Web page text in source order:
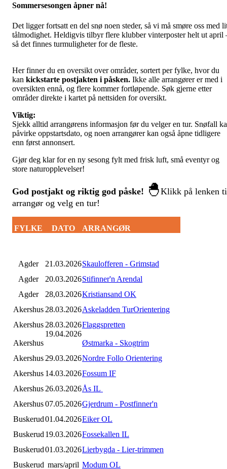
Sommersesongen åpner nå!
Det ligger fortsatt en del snø noen steder, så vi må smøre oss med
tålmodighet. Heldigvis tilbyr flere klubber vinterposter helt ut april
så det finnes turmuligheter for de fleste.
Her finner du en oversikt over områder, sortert per fylke, hvor du
kan kickstarte postjakten i påsken. Ikke alle arrangører er med i
oversikten ennå, og flere kommer fortløpende. Søk gjerne etter
områder direkte i kartet på nettsiden for oversikt.
Viktig:
Sjekk alltid arrangørens informasjon før du velger en tur. Snøfall
påvirke oppstartsdato, og noen arrangører kan også åpne tidligere
enn først annonsert.
Gjør deg klar for en ny sesong fylt med frisk luft, små eventyr og
store naturopplevelser!
God postjakt og riktig god påske! 🐣Klikk på lenken
arrangør og velg en tur!
FYLKE DATO ARRANGØR
Agder 21.03.2026Skaulofferen - Grimstad
Agder
20.03.2026Stifinner'n Arendal
Agder
28,03.2026Kristiansand OK
Akershus 28.03.2026Askeladden TurOrientering
Akershus 28.03.2026Flaggspretten
Akershus
19.04.2026
Østmarka - Skogtrim
Akershus 29.03.2026Nordre Follo Orientering
Akershus 14.03.2026Fossum IF
Akershus 26.03.2026Ås IL
Akershus07.05.2026Gjerdrum - Postfinner'n
Buskerud01.04.2026Eiker OL
Buskerud 19.03.2026Fossekallen IL
Buskerud01.03.2026Lierbygda - Lier-trimmen
Buskerud mars/april Modum OL